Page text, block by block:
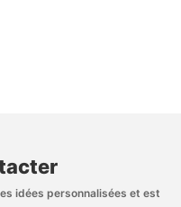
idées personnalisées et est